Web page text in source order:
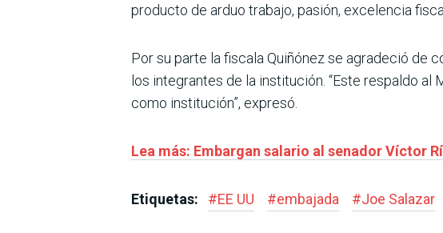
producto de arduo trabajo, pasión, excelencia
Por su parte la fiscala Quiñónez se agradeció de
los integrantes de la institución. “Este respaldo
como institución”, expresó.
Lea más: Embargan salario al senador Víctor
Etiquetas: #EE UU #embajada #Joe Salazar